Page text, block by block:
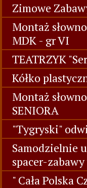
Zimowe
Montaż
MDK - gr VI
TEATRZYK
Kółko
Montaż
SENIORA
"Tygryski"
Samodzielnie
spacer-
" Cała Polska